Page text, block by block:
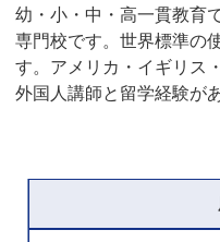
幼・小・中・高一貫教育
専門校です。世界標準の
す。アメリカ・イギリス
外国人講師と留学経験が